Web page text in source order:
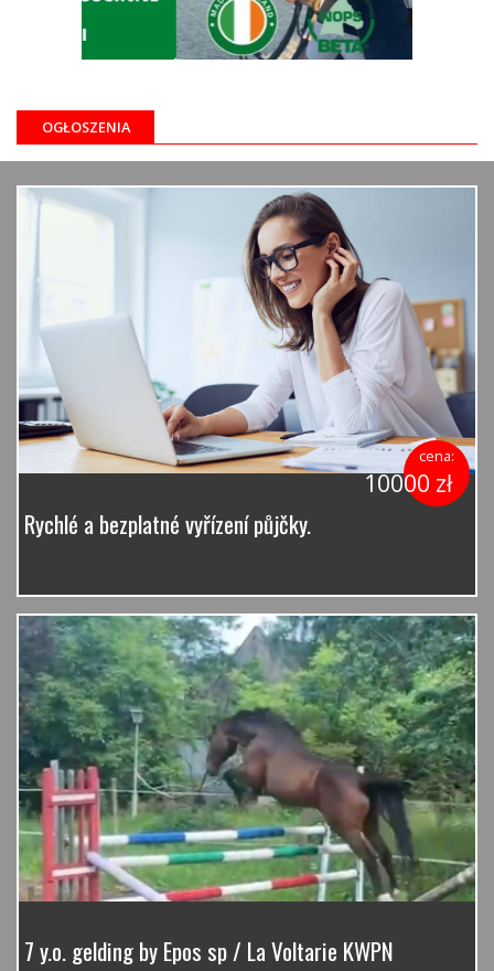
OGŁOSZENIA
cena:
10000 zł
Rychlé a bezplatné vyřízení půjčky.
7 y.o. gelding by Epos sp / La Voltarie KWPN